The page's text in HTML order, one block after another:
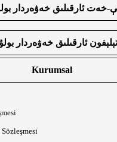
خەت ئارقىلىق خەۋەردار
تېلېفون ئارقىلىق خەۋەردار
Kurumsal